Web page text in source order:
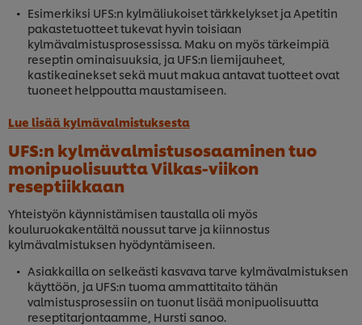
Esimerkiksi UFS:n kylmäliukoiset tärkkelykset ja Apetitin
pakastetuotteet tukevat hyvin toisiaan
kylmävalmistusprosessissa. Maku on myös tärkeimpiä
reseptin ominaisuuksia, ja UFS:n liemijauheet,
kastikeainekset sekä muut makua antavat tuotteet ovat
tuoneet helppoutta maustamiseen.
Lue lisää kylmävalmistuksesta
UFS:n kylmävalmistusosaaminen tuo
monipuolisuutta Vilkas-viikon
reseptiikkaan
Yhteistyön käynnistämisen taustalla oli myös
kouluruokakentältä noussut tarve ja kiinnostus
kylmävalmistuksen hyödyntämiseen.
Asiakkailla on selkeästi kasvava tarve kylmävalmistuksen
käyttöön, ja UFS:n tuoma ammattitaito tähän
valmistusprosessiin on tuonut lisää monipuolisuutta
reseptitarjontaamme, Hursti sanoo.